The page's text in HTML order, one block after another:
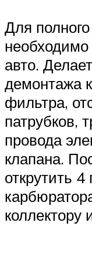
Для
необходимо
авто.
демонтажа
фильтра,
патрубков,
провода
клапана.
открутить 4
коллектору